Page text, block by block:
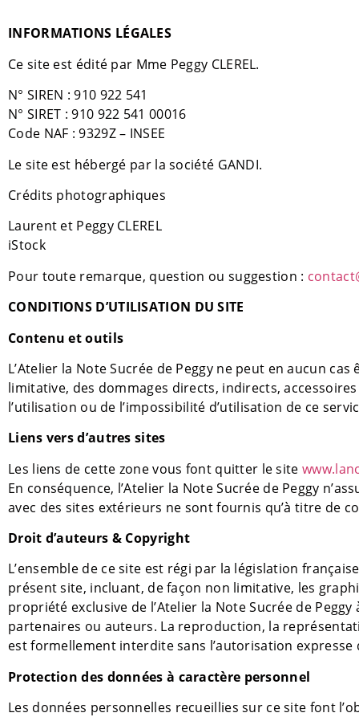
INFORMATIONS LÉGALES
Ce site est édité par Mme Peggy CLEREL.
N° SIREN : 910 922 541
N° SIRET : 910 922 541 00016
Code NAF : 9329Z – INSEE
Le site est hébergé par la société GANDI.
Crédits photographiques
Laurent et Peggy CLEREL
iStock
Pour toute remarque, question ou suggestion :
CONDITIONS D’UTILISATION DU SITE
Contenu et outils
L’Atelier la Note Sucrée de Peggy ne peut en aucun
limitative, des dommages directs, indirects,
l’utilisation ou de l’impossibilité d’utilisation de ce
Liens vers d’autres sites
Les liens de cette zone vous font quitter le site
En conséquence, l’Atelier la Note Sucrée de Peggy
avec des sites extérieurs ne sont fournis qu’à titre de
Droit d’auteurs & Copyright
L’ensemble de ce site est régi par la législation
présent site, incluant, de façon non limitative, les
propriété exclusive de l’Atelier la Note Sucrée de
partenaires ou auteurs. La reproduction, la
est formellement interdite sans l’autorisation expresse
Protection des données à caractère personnel
Les données personnelles recueillies sur ce site font